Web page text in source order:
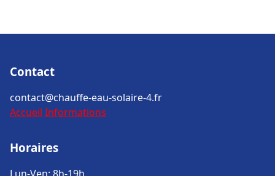
Contact
contact@chauffe-eau-solaire-4.fr
Accueil Informations
Horaires